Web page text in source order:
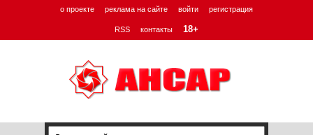
о проекте реклама на сайте войти регистрация
RSS контакты 18+